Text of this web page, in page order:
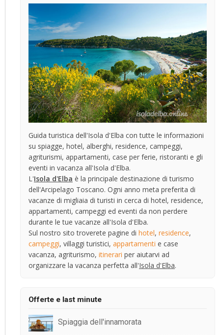
Guida turistica dell'Isola d'Elba con tutte le informazioni
su spiagge, hotel, alberghi, residence, campeggi,
agriturismi, appartamenti, case per ferie, ristoranti e gli
eventi in vacanza all'Isola d'Elba.
L'Isola d'Elba è la principale destinazione di turismo
dell'Arcipelago Toscano. Ogni anno meta preferita di
vacanze di migliaia di turisti in cerca di hotel, residence,
appartamenti, campeggi ed eventi da non perdere
durante le tue vacanze all'Isola d'Elba.
Sul nostro sito troverete pagine di hotel, residence,
campeggi, villaggi turistici, appartamenti e case
vacanza, agriturismo, itinerari per aiutarvi ad
organizzare la vacanza perfetta all'Isola d'Elba.
Offerte e last minute
Spiaggia dell'innamorata